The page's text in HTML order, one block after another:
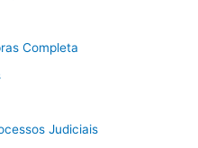
Completa
Judiciais